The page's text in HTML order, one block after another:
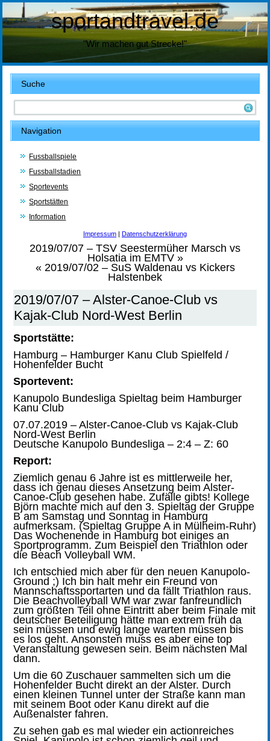
sportandtravel.de
"Wir machen gut Strecke!"
Suche
Navigation
Fussballspiele
Fussballstadien
Sportevents
Sportstätten
Information
Impressum | Datenschutzerklärung
2019/07/07 – TSV Seestermüher Marsch vs
Holsatia im EMTV»
« 2019/07/02 – SuS Waldenau vs Kickers
Halstenbek
2019/07/07 – Alster-Canoe-Club vs
Kajak-Club Nord-West Berlin
Sportstätte:
Hamburg – Hamburger Kanu Club Spielfeld /
Hohenfelder Bucht
Sportevent:
Kanupolo Bundesliga Spieltag beim Hamburger
Kanu Club
07.07.2019 – Alster-Canoe-Club vs Kajak-Club
Nord-West Berlin
Deutsche Kanupolo Bundesliga – 2:4 – Z: 60
Report:
Ziemlich genau 6 Jahre ist es mittlerweile her,
dass ich genau dieses Ansetzung beim Alster-
Canoe-Club gesehen habe. Zufälle gibts! Kollege
Björn machte mich auf den 3. Spieltag der Gruppe
B am Samstag und Sonntag in Hamburg
aufmerksam. (Spieltag Gruppe A in Mülheim-Ruhr)
Das Wochenende in Hamburg bot einiges an
Sportprogramm. Zum Beispiel den Triathlon oder
die Beach Volleyball WM.
Ich entschied mich aber für den neuen Kanupolo-
Ground ;) Ich bin halt mehr ein Freund von
Mannschaftssportarten und da fällt Triathlon raus.
Die Beachvolleyball WM war zwar fanfreundlich
zum größten Teil ohne Eintritt aber beim Finale mit
deutscher Beteiligung hätte man extrem früh da
sein müssen und ewig lange warten müssen bis
es los geht. Ansonsten muss es aber eine top
Veranstaltung gewesen sein. Beim nächsten Mal
dann.
Um die 60 Zuschauer sammelten sich um die
Hohenfelder Bucht direkt an der Alster. Durch
einen kleinen Tunnel unter der Straße kann man
mit seinem Boot oder Kanu direkt auf die
Außenalster fahren.
Zu sehen gab es mal wieder ein actionreiches